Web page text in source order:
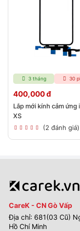
3 tháng 30
400,000 đ
Lắp mới kính cảm ứng
XS
(2 đánh giá)
CareK - CN Gò Vấp
Địa chỉ: 681(03 Cũ)
Hồ Chí Minh